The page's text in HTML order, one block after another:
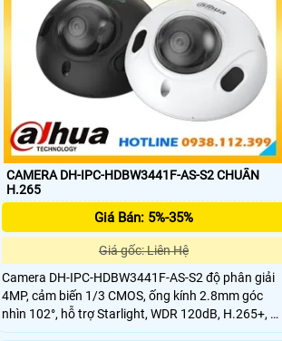
CAMERA DH-IPC-HDBW3441F-AS-S2 CHUẨN
H.265
Giá Bán: 5%-35%
Giá gốc: Liên Hệ
Camera DH-IPC-HDBW3441F-AS-S2 độ phân giải
4MP, cảm biến 1/3 CMOS, ống kính 2.8mm góc
nhìn 102°, hỗ trợ Starlight, WDR 120dB, H.265+, AI
SMD 4.0, hồng ngoại 30m, thẻ nhớ 256GB, tích